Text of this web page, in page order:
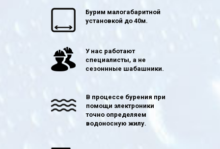
Бурим малогабаритной
установкой до 40м.
У нас работают
специалисты, а не
сезоннные шабашники.
В процессе бурения при
помощи электроники
точно определяем
водоносную жилу.